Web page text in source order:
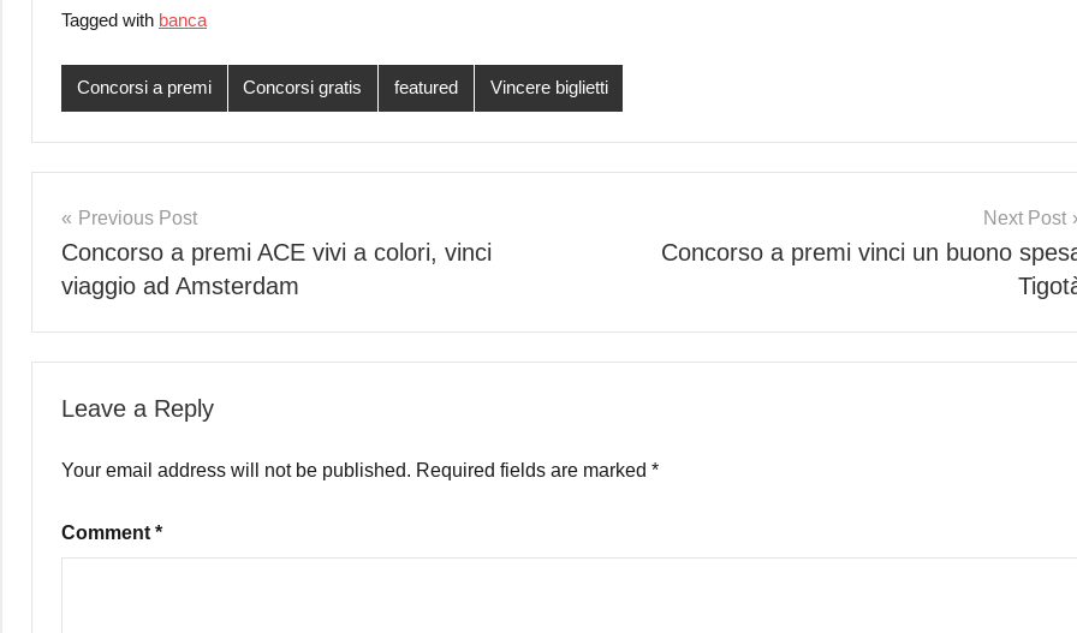
Tagged with banca
Concorsi a premi Concorsi gratis featured Vincere biglietti
Post
navigation
Previous Post
Concorso a premi ACE vivi a colori, vinci
viaggio ad Amsterdam
Next Post
Concorso a premi vinci un buono
Leave a Reply
Your email address will not be published. Required fields are marked *
Comment *